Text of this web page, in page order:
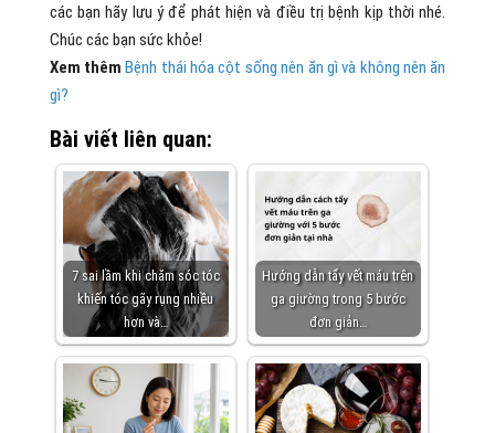
các bạn hãy lưu ý để phát hiện và điều trị bệnh kịp thời nhé.
Chúc các bạn sức khỏe!
Xem thêmBệnh thái hóa cột sống nên ăn gì và không nên ăn
gì?
Bài viết liên quan:
7 sai lầm khi chăm sóc tóc
khiến tóc gãy rụng nhiều
hơn và…
Hướng dẫn tẩy vết máu trên
ga giường trong 5 bước
đơn giản…